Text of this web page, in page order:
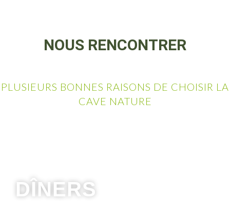
NOUS RENCONTRER
PLUSIEURS BONNES RAISONS DE CHOISIR LA
CAVE NATURE
DÎNERS